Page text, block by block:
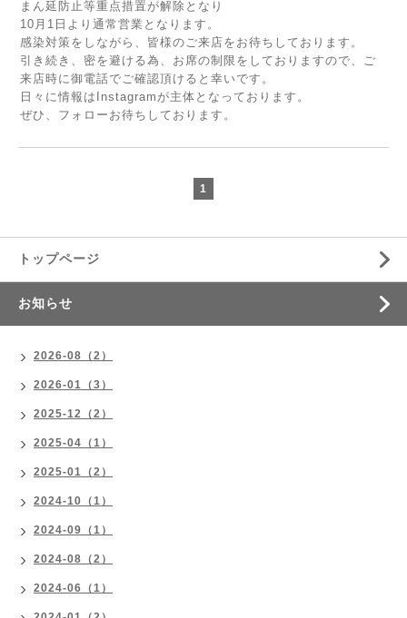
まん延防止等重点措置が解除となり
10月1日より通常営業となります。
感染対策をしながら、皆様のご来店をお待ちしております。
引き続き、密を避ける為、お席の制限をしておりますので、ご
来店時に御電話でご確認頂けると幸いです。
日々に情報はInstagramが主体となっております。
ぜひ、フォローお待ちしております。
1
トップページ
お知らせ
2026-08（2）
2026-01（3）
2025-12（2）
2025-04（1）
2025-01（2）
2024-10（1）
2024-09（1）
2024-08（2）
2024-06（1）